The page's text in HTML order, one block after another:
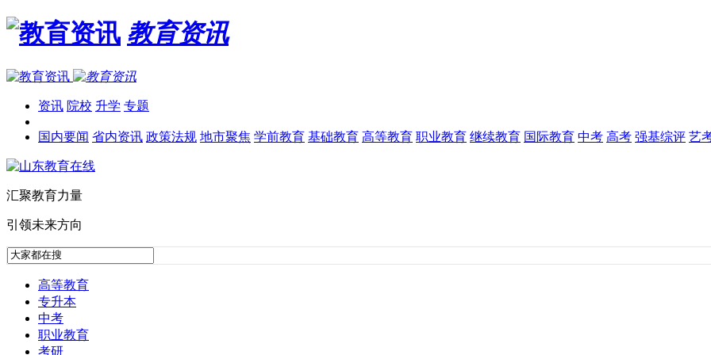
教育资讯
资讯 院校 升学 专题
国内要闻 省内资讯 政策法规 地市聚焦 学前教育 基础教育 高等教育 职业教育 继续教育 国际教育 中考 高考 强基综评 艺
汇聚教育力量
引领未来方向
高等教育
专升本
中考
职业教育
考研